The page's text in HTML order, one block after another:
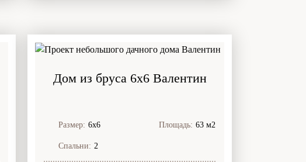
Дом из бруса 6x6 Валентин
Размер: 6х6 Площадь: 63 м2
Спальни: 2